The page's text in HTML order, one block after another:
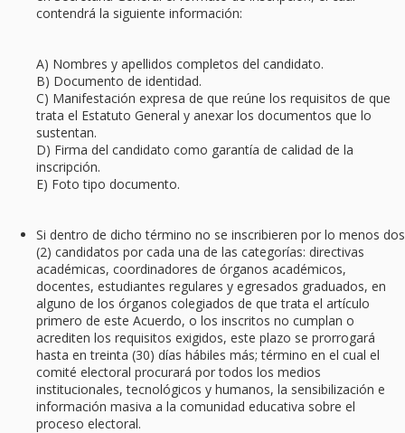
contendrá la siguiente información:
A) Nombres y apellidos completos del candidato.
B) Documento de identidad.
C) Manifestación expresa de que reúne los requisitos de que
trata el Estatuto General y anexar los documentos que lo
sustentan.
D) Firma del candidato como garantía de calidad de la
inscripción.
E) Foto tipo documento.
Si dentro de dicho término no se inscribieren por lo menos dos
(2) candidatos por cada una de las categorías: directivas
académicas, coordinadores de órganos académicos,
docentes, estudiantes regulares y egresados graduados, en
alguno de los órganos colegiados de que trata el artículo
primero de este Acuerdo, o los inscritos no cumplan o
acrediten los requisitos exigidos, este plazo se prorrogará
hasta en treinta (30) días hábiles más; término en el cual el
comité electoral procurará por todos los medios
institucionales, tecnológicos y humanos, la sensibilización e
información masiva a la comunidad educativa sobre el
proceso electoral.